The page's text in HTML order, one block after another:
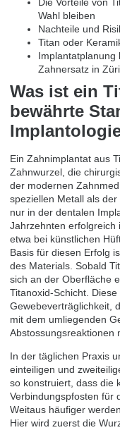
Wahl bleiben
Nachteile und
Titan oder
Implantatplanung
Zahnersatz in
Was ist ein
bewährte
Ein Zahnimplantat aus
Zahnwurzel, die
der modernen
speziellen Metall als
nur in der dentalen
Jahrzehnten erfolgreich
etwa bei künstlichen
Basis für diesen Erfolg
des Materials. Sobald
sich an der Oberfläche
Titanoxid-Schicht.
Gewebeverträglichkeit,
mit dem umliegenden
Abstossungsreaktionen
In der täglichen Praxis
einteiligen und
so konstruiert, dass die
Verbindungspfosten für
Weitaus häufiger
Hier wird zuerst die